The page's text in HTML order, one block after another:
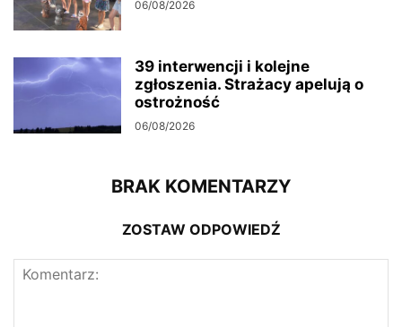
06/08/2026
39 interwencji i kolejne
zgłoszenia. Strażacy apelują o
ostrożność
06/08/2026
BRAK KOMENTARZY
ZOSTAW ODPOWIEDŹ